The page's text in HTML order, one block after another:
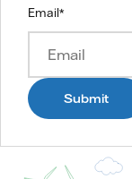
Email*
Submit